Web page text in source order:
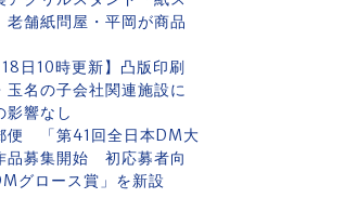
舗紙問屋・平岡が商品
18日10時更新】凸版印刷
玉名の子会社関連施設に
影響なし
便 「第41回全日本DM大
品募集開始 初応募者向
グロース賞」を新設